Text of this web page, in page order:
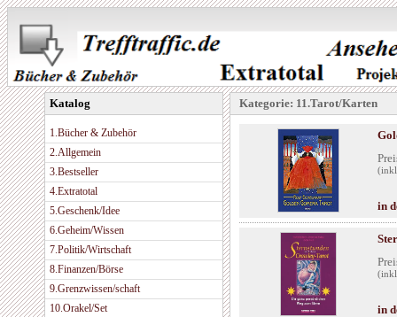
Katalog
1.Bücher & Zubehör
2.Allgemein
3.Bestseller
4.Extratotal
5.Geschenk/Idee
6.Geheim/Wissen
7.Politik/Wirtschaft
8.Finanzen/Börse
9.Grenzwissen/schaft
10.Orakel/Set
Kategorie: 11.Tarot/Karten
in
in